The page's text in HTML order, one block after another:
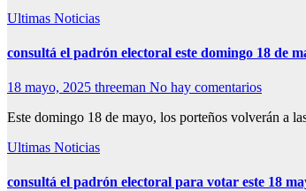
Ultimas Noticias
consultá el padrón electoral este domingo 18 de
18 mayo, 2025 threeman No hay comentarios
Este domingo 18 de mayo, los porteños volverán a
Ultimas Noticias
consultá el padrón electoral para votar este 18